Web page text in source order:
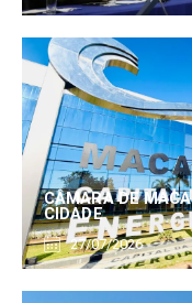
CÂMARA DE
CIDADE
27/07/2026